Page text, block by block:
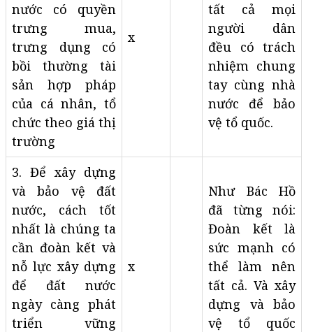
nước có quyền
trưng mua,
trưng dụng có
bồi thường tài
sản hợp pháp
của cá nhân, tổ
chức theo giá thị
trường
x
tất cả mọi
người dân
đều có trách
nhiệm chung
tay cùng nhà
nước để bảo
vệ tổ quốc.
3. Để xây dựng
và bảo vệ đất
nước, cách tốt
nhất là chúng ta
cần đoàn kết và
nỗ lực xây dựng
để đất nước
ngày càng phát
triển vững
x
Như Bác Hồ
đã từng nói:
Đoàn kết là
sức mạnh có
thể làm nên
tất cả. Và xây
dựng và bảo
vệ tổ quốc